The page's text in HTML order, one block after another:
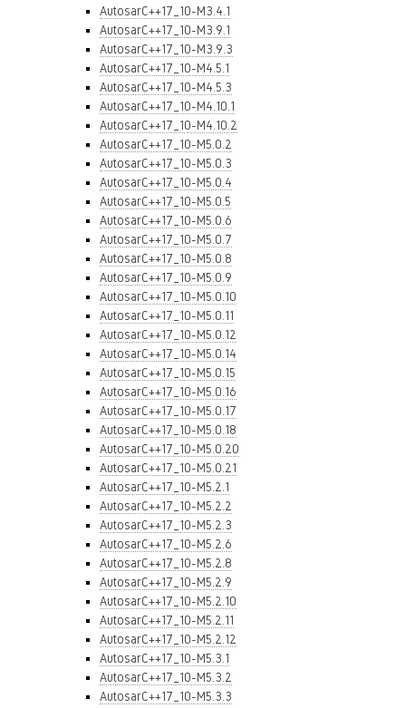
AutosarC++17_10-M3.4.1
AutosarC++17_10-M3.9.1
AutosarC++17_10-M3.9.3
AutosarC++17_10-M4.5.1
AutosarC++17_10-M4.5.3
AutosarC++17_10-M4.10.1
AutosarC++17_10-M4.10.2
AutosarC++17_10-M5.0.2
AutosarC++17_10-M5.0.3
AutosarC++17_10-M5.0.4
AutosarC++17_10-M5.0.5
AutosarC++17_10-M5.0.6
AutosarC++17_10-M5.0.7
AutosarC++17_10-M5.0.8
AutosarC++17_10-M5.0.9
AutosarC++17_10-M5.0.10
AutosarC++17_10-M5.0.11
AutosarC++17_10-M5.0.12
AutosarC++17_10-M5.0.14
AutosarC++17_10-M5.0.15
AutosarC++17_10-M5.0.16
AutosarC++17_10-M5.0.17
AutosarC++17_10-M5.0.18
AutosarC++17_10-M5.0.20
AutosarC++17_10-M5.0.21
AutosarC++17_10-M5.2.1
AutosarC++17_10-M5.2.2
AutosarC++17_10-M5.2.3
AutosarC++17_10-M5.2.6
AutosarC++17_10-M5.2.8
AutosarC++17_10-M5.2.9
AutosarC++17_10-M5.2.10
AutosarC++17_10-M5.2.11
AutosarC++17_10-M5.2.12
AutosarC++17_10-M5.3.1
AutosarC++17_10-M5.3.2
AutosarC++17_10-M5.3.3